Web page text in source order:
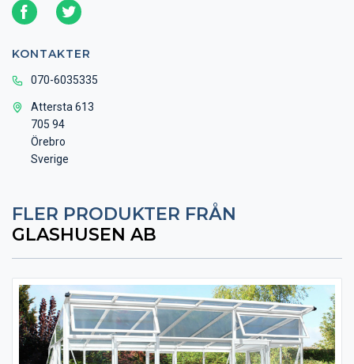
KONTAKTER
070-6035335
Attersta 613
705 94
Örebro
Sverige
FLER PRODUKTER FRÅN
GLASHUSEN AB